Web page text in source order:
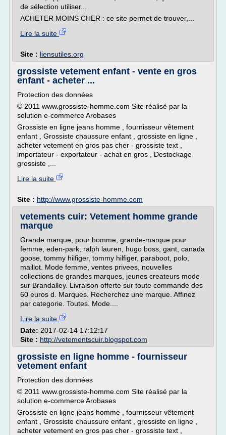
de sélection utiliser...
ACHETER MOINS CHER : ce site permet de trouver,...
Lire la suite
Site : liensutiles.org
grossiste vetement enfant - vente en gros
enfant - acheter ...
Protection des données
© 2011 www.grossiste-homme.com Site réalisé par la
solution e-commerce Arobases
Grossiste en ligne jeans homme , fournisseur vêtement
enfant , Grossiste chaussure enfant , grossiste en ligne ,
acheter vetement en gros pas cher - grossiste text ,
importateur - exportateur - achat en gros , Destockage
grossiste ,...
Lire la suite
Site : http://www.grossiste-homme.com
vetements cuir: Vetement homme grande
marque
Grande marque, pour homme, grande-marque pour
femme, eden-park, ralph lauren, hugo boss, gant, canada
goose, tommy hilfiger, tommy hilfiger, paraboot, polo,
maillot. Mode femme, ventes privees, nouvelles
collections de grandes marques, jeunes createurs mode
sur Brandalley. Livraison offerte sur toute commande des
60 euros d. Marques. Recherchez une marque. Affinez
par categorie. Toutes. Mode....
Lire la suite
Date: 2017-02-14 17:12:17
Site : http://vetementscuir.blogspot.com
grossiste en ligne homme - fournisseur
vetement enfant
Protection des données
© 2011 www.grossiste-homme.com Site réalisé par la
solution e-commerce Arobases
Grossiste en ligne jeans homme , fournisseur vêtement
enfant , Grossiste chaussure enfant , grossiste en ligne ,
acheter vetement en gros pas cher - grossiste text ,